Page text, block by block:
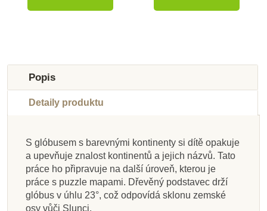
Nedostupné
u
dodavatele
Nienhuis - Karty s
úkoly k tvarům
Skladem u
dodavatele
Nienhuis - Stojan na
puzzle - mapy
Skladem u
dodavatele
Nienhuis - Vlaječky
Afriky
Skladem u
dodavatele
Nienhuis - Popisky k
tvarům pevniny a
Skladem
Moyo Montessori
Kontrolní mapa -
Skladem u
dodavatele
Nienhuis - Karty s
vlajkami Severní
Na dotaz
Moyo Montessori
Puzzle - mapa Afrika
Skladem u
dodavatele
Nienhuis - Mapa
USA – hranice států
Popis
Detaily produktu
S glóbusem s barevnými kontinenty si dítě opakuje
a upevňuje znalost kontinentů a jejich názvů. Tato
práce ho připravuje na další úroveň, kterou je
práce s puzzle mapami. Dřevěný podstavec drží
glóbus v úhlu 23°, což odpovídá sklonu zemské
osy vůči Slunci.